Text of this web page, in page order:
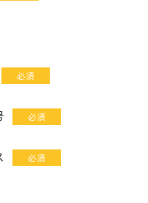
必須
必須
必須